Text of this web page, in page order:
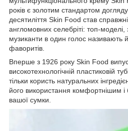
років є золотим стандартом
десятиліття Skin Food став
англомовних селебріті: топ-моделі,
музиканти в один голос називають
фаворитів.
Вперше з 1926 року Skin Food
високотехнологічній пластиковій
тільки користь натуральних
його використання комфортнішим і
вашої сумки.